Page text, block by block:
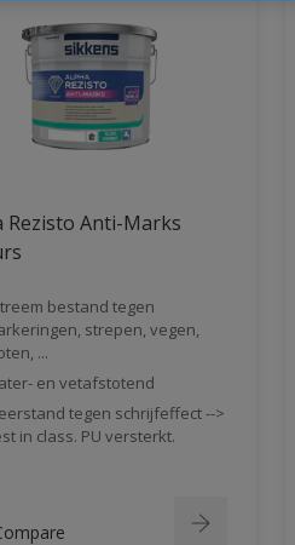
Rezisto Anti-Marks
bestand tegen
strepen, vegen,
...
en vetafstotend
tegen schrijfeffect -->
in class. PU versterkt.